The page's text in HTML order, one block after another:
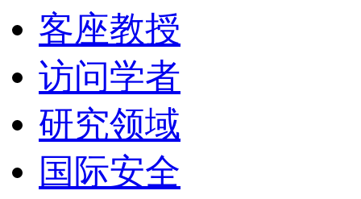
客座教授
访问学者
研究领域
国际安全